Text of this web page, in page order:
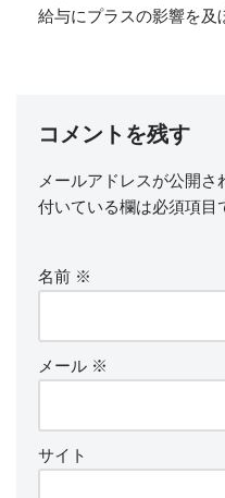
給与にプラスの影響を及
コメントを残す
メールアドレスが公開さ
付いている欄は必須項目
名前 ※
メール ※
サイト